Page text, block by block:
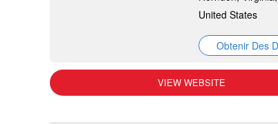
United States
Obtenir Des
VIEW WEBSITE